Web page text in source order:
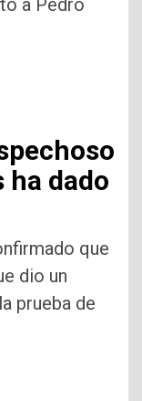
dado
que
dio un
prueba de